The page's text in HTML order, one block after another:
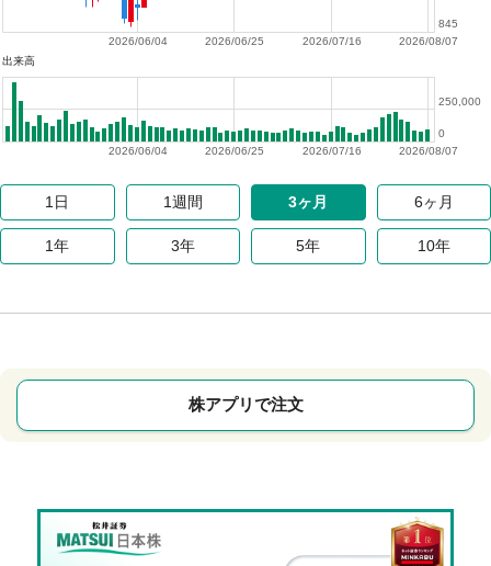
2026/08/07
2026/07/16
2026/06/25
2026/06/04
845
出来高
2026/08/07
2026/07/16
2026/06/25
2026/06/04
0
250,000
1日 1週間 3ヶ月 6ヶ月
1年 3年 5年 10年
株アプリで注文